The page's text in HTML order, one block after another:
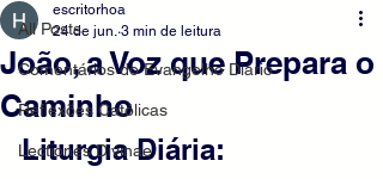
All Posts
Comentários do Evangelho Diário
Reflexões Católicas
Lectiones Divinae
João, a Voz que Prepara o
Caminho
escritorhoa
24 de jun. 3 min de leitura
Liturgia Diária: